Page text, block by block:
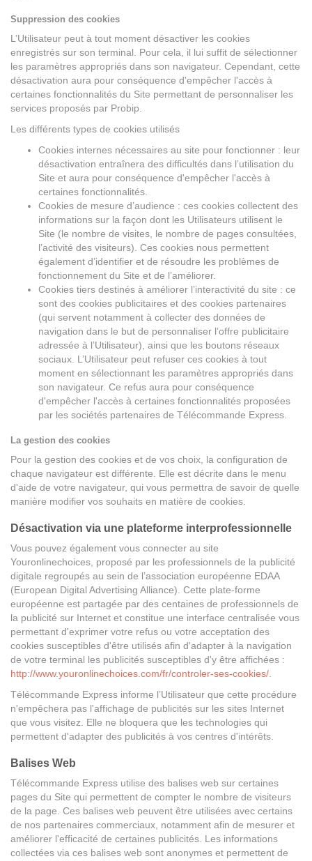
Suppression des cookies
L’Utilisateur peut à tout moment désactiver les cookies
enregistrés sur son terminal. Pour cela, il lui suffit de sélectionner
les paramètres appropriés dans son navigateur. Cependant, cette
désactivation aura pour conséquence d'empêcher l'accès à
certaines fonctionnalités du Site permettant de personnaliser les
services proposés par Probip.
Les différents types de cookies utilisés
Cookies internes nécessaires au site pour fonctionner : leur
désactivation entraînera des difficultés dans l’utilisation du
Site et aura pour conséquence d'empêcher l'accès à
certaines fonctionnalités.
Cookies de mesure d’audience : ces cookies collectent des
informations sur la façon dont les Utilisateurs utilisent le
Site (le nombre de visites, le nombre de pages consultées,
l’activité des visiteurs). Ces cookies nous permettent
également d’identifier et de résoudre les problèmes de
fonctionnement du Site et de l’améliorer.
Cookies tiers destinés à améliorer l’interactivité du site : ce
sont des cookies publicitaires et des cookies partenaires
(qui servent notamment à collecter des données de
navigation dans le but de personnaliser l’offre publicitaire
adressée à l’Utilisateur), ainsi que les boutons réseaux
sociaux. L’Utilisateur peut refuser ces cookies à tout
moment en sélectionnant les paramètres appropriés dans
son navigateur. Ce refus aura pour conséquence
d'empêcher l'accès à certaines fonctionnalités proposées
par les sociétés partenaires de Télécommande Express.
La gestion des cookies
Pour la gestion des cookies et de vos choix, la configuration de
chaque navigateur est différente. Elle est décrite dans le menu
d'aide de votre navigateur, qui vous permettra de savoir de quelle
manière modifier vos souhaits en matière de cookies.
Désactivation via une plateforme interprofessionnelle
Vous pouvez également vous connecter au site
Youronlinechoices, proposé par les professionnels de la publicité
digitale regroupés au sein de l’association européenne EDAA
(European Digital Advertising Alliance). Cette plate-forme
européenne est partagée par des centaines de professionnels de
la publicité sur Internet et constitue une interface centralisée vous
permettant d'exprimer votre refus ou votre acceptation des
cookies susceptibles d'être utilisés afin d'adapter à la navigation
de votre terminal les publicités susceptibles d'y être affichées :
http://www.youronlinechoices.com/fr/controler-ses-cookies/
Télécommande Express informe l’Utilisateur que cette procédure
n'empêchera pas l'affichage de publicités sur les sites Internet
que vous visitez. Elle ne bloquera que les technologies qui
permettent d'adapter des publicités à vos centres d'intérêts.
Balises Web
Télécommande Express utilise des balises web sur certaines
pages du Site qui permettent de compter le nombre de visiteurs
de la page. Ces balises web peuvent être utilisées avec certains
de nos partenaires commerciaux, notamment afin de mesurer et
améliorer l'efficacité de certaines publicités. Les informations
collectées via ces balises web sont anonymes et permettent de